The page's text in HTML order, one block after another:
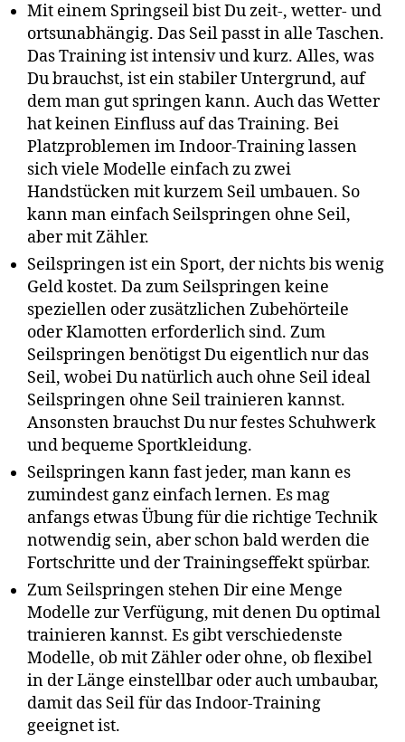
Mit einem Springseil bist Du zeit-, wetter- und
ortsunabhängig. Das Seil passt in alle Taschen.
Das Training ist intensiv und kurz. Alles, was
Du brauchst, ist ein stabiler Untergrund, auf
dem man gut springen kann. Auch das Wetter
hat keinen Einfluss auf das Training. Bei
Platzproblemen im Indoor-Training lassen
sich viele Modelle einfach zu zwei
Handstücken mit kurzem Seil umbauen. So
kann man einfach Seilspringen ohne Seil,
aber mit Zähler.
Seilspringen ist ein Sport, der nichts bis wenig
Geld kostet. Da zum Seilspringen keine
speziellen oder zusätzlichen Zubehörteile
oder Klamotten erforderlich sind. Zum
Seilspringen benötigst Du eigentlich nur das
Seil, wobei Du natürlich auch ohne Seil ideal
Seilspringen ohne Seil trainieren kannst.
Ansonsten brauchst Du nur festes Schuhwerk
und bequeme Sportkleidung.
Seilspringen kann fast jeder, man kann es
zumindest ganz einfach lernen. Es mag
anfangs etwas Übung für die richtige Technik
notwendig sein, aber schon bald werden die
Fortschritte und der Trainingseffekt spürbar.
Zum Seilspringen stehen Dir eine Menge
Modelle zur Verfügung, mit denen Du optimal
trainieren kannst. Es gibt verschiedenste
Modelle, ob mit Zähler oder ohne, ob flexibel
in der Länge einstellbar oder auch umbaubar,
damit das Seil für das Indoor-Training
geeignet ist.